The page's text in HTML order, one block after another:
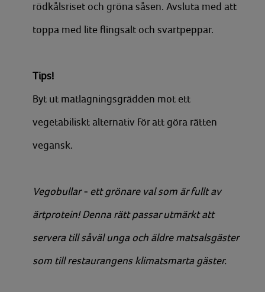
rödkålsriset och gröna såsen. Avsluta med att
toppa med lite flingsalt och svartpeppar.
Tips!
Byt ut matlagningsgrädden mot ett
vegetabiliskt alternativ för att göra rätten
vegansk.
Vegobullar - ett grönare val som är fullt av
ärtprotein! Denna rätt passar utmärkt att
servera tillsåväl unga och äldre matsalsgäster
som till restaurangens klimatsmarta gäster.